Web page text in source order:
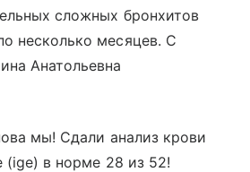
сложных бронхитов
несколько месяцев. С
Анатольевна
мы! Сдали анализ крови
(ige) в норме 28 из 52!